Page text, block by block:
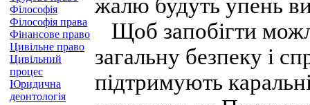
Філософія
Філософія права
Фінансове право
Цивільне право
Цивільний
процес
Юридична
деонтологія
жалю будуть упень
Щоб запобігти
загальну безпеку і
підтримують